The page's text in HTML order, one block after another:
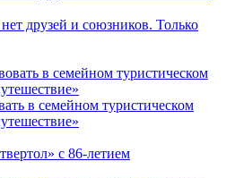
и союзников. Только
в семейном туристическом
с 86-летием